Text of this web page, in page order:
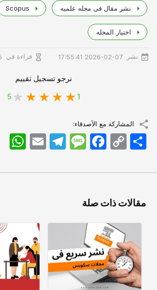
نشر مقال فی مجله علمیه
اختیار المجله
نشر 2026-02-07 17:55:41 قراءة في 5
نرجو تسجيل تقييم
1
5
المشاركة مع الأصدقاء:
Email
TelegramMessageFacebook Copy
Link
اشتراک
مقالات ذات صلة